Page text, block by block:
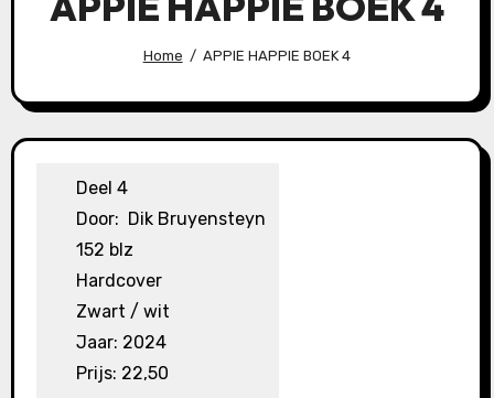
Home APPIE HAPPIE BOEK 4
Deel 4
Door: Dik Bruyensteyn
152 blz
Hardcover
Zwart / wit
Jaar: 2024
Prijs: 22,50